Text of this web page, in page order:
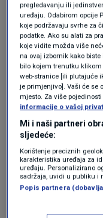
pregledavanju ili
uređaju. Odabirom opcije
koje podržavaju svrhe za
podatke. Ako su alati za
koje vidite možda više
na ovaj izbornik kako
bilo kojem trenutku
web-stranice [ili plutajuće
je primjenjivo]. Vaši će se
mjesto. Za više
informacije o vašoj
Mi i naši partneri
sljedeće:
Korištenje preciznih
karakteristika uređaja za
uređaju. Personalizirano
sadržaja, uvidi u publiku i
Popis partnera